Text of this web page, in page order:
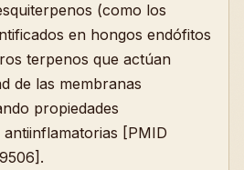
(como los
en hongos endófitos
terpenos que actúan
de las membranas
propiedades
[PMID